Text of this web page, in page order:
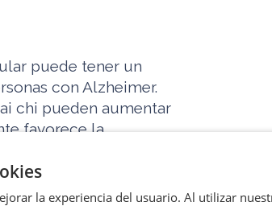
puede tener un
con Alzheimer.
chi pueden aumentar
favorece la
su activación.
deterioro de las
la experiencia del usuario. Al utilizar